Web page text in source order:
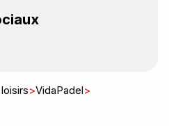
>VidaPadel>